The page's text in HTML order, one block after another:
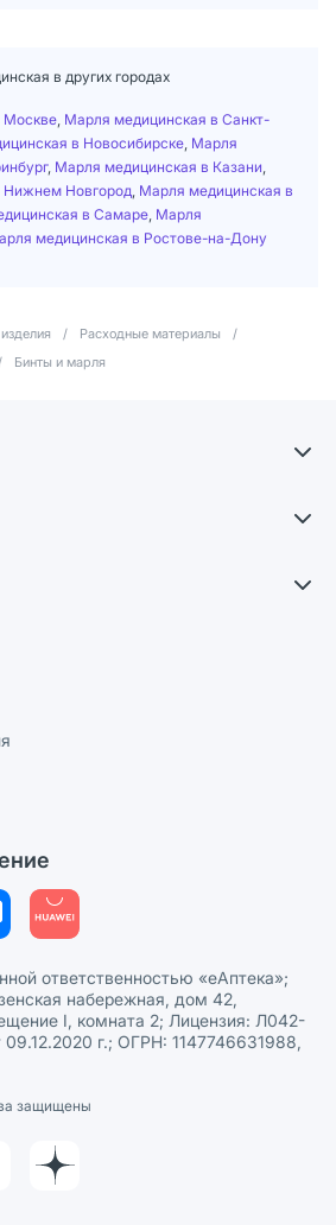
в других городах
Москве Марля медицинская в Санкт-
в Новосибирске Марля
, Марля медицинская в Казани
Нижнем Новгород Марля медицинская в
в Самаре Марля
медицинская в Ростове-на-Дону
/ Расходные материалы
/
/ Бинты и марля
обработки персональных данных
ответственностью «еАптека»;
набережная, дом 42,
I, комната 2; Лицензия: Л042-
г.; ОГРН: 1147746631988,
защищены